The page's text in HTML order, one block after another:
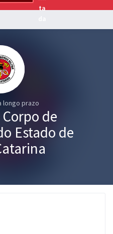
principais
longo prazo
Corpo de
Estado de